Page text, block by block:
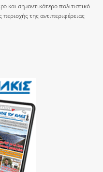
και σημαντικότερο πολιτιστικό
της αντιπεριφέρειας